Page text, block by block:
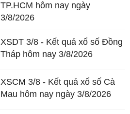
TP.HCM hôm nay ngày
3/8/2026
XSDT 3/8 - Kết quả xổ số Đồng
Tháp hôm nay 3/8/2026
XSCM 3/8 - Kết quả xổ số Cà
Mau hôm nay ngày 3/8/2026